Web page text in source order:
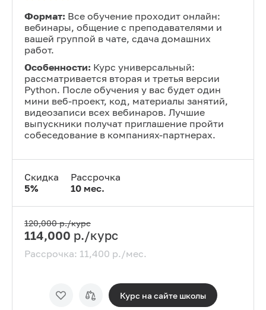
Формат: Все обучение проходит онлайн:
вебинары, общение с преподавателями и
вашей группой в чате, сдача домашних
работ.
Особенности: Курс универсальный:
рассматривается вторая и третья версии
Python. После обучения у вас будет один
мини веб-проект, код, материалы занятий,
видеозаписи всех вебинаров. Лучшие
выпускники получат приглашение пройти
собеседование в компаниях-партнерах.
Скидка
5%
Рассрочка
10 мес.
120,000р./курс
114,000 р./курс
Рассрочка: 11,400 р./мес.
Курс на сайте школы